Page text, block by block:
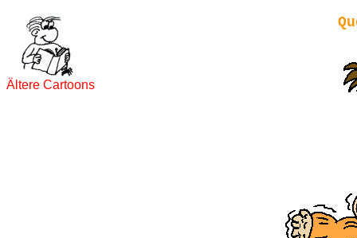
Ältere Cartoons